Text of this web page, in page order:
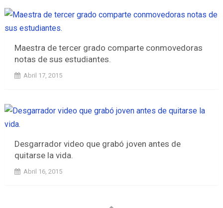
Maestra de tercer grado comparte conmovedoras
notas de sus estudiantes.
Abril 17, 2015
Desgarrador video que grabó joven antes de
quitarse la vida.
Abril 16, 2015